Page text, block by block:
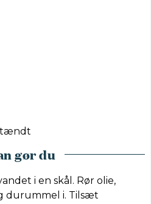
tændt
gør du
i en skål. Rør olie,
durummel i. Tilsæt